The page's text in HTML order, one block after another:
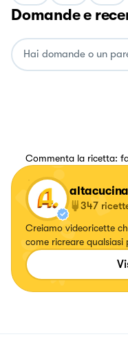
Domande e
Commenta la ricetta:
altacucina
347
Creiamo videoricette
come ricreare